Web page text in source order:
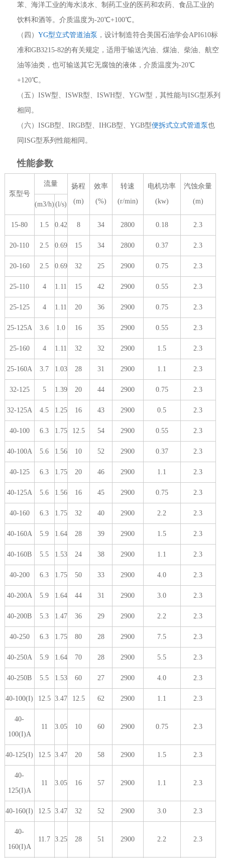
苯、海洋工业的海水淡水、制药工业的医药和农药、食品工业的
饮料和酒等。介质温度为-20℃+100℃。
（四） YG型立式管道油泵 ，设计制造符合美国石油学会API610标
准和GB3215-82的有关规定，适用于输送汽油、煤油、柴油、航空
油等油类，也可输送其它无腐蚀的液体，介质温度为-20℃
+120℃。
（五）ISW型、ISWR型、ISWH型、YGW型，其性能与ISG型系列
相同。
（六）ISGB型、IRGB型、IHGB型、YGB型便拆式立式管道泵也
同ISG型系列性能相同。
性能参数
泵型号
流量
扬程
(m)
效率
(%)
转速
(r/min)
电机功率
(kw)
汽蚀佘量
(m)
(m3/h) (l/s)
15-80 1.5 0.42 8 34 2800 0.18 2.3
20-110 2.5 0.69 15 34 2800 0.37 2.3
20-160 2.5 0.69 32 25 2900 0.75 2.3
25-110 4 1.11 15 42 2900 0.55 2.3
25-125 4 1.11 20 36 2900 0.75 2.3
25-125A 3.6 1.0 16 35 2900 0.55 2.3
25-160 4 1.11 32 32 2900 1.5 2.3
25-160A 3.7 1.03 28 31 2900 1.1 2.3
32-125 5 1.39 20 44 2900 0.75 2.3
32-125A 4.5 1.25 16 43 2900 0.5 2.3
40-100 6.3 1.75 12.5 54 2900 0.55 2.3
40-100A 5.6 1.56 10 52 2900 0.37 2.3
40-125 6.3 1.75 20 46 2900 1.1 2.3
40-125A 5.6 1.56 16 45 2900 0.75 2.3
40-160 6.3 1.75 32 40 2900 2.2 2.3
40-160A 5.9 1.64 28 39 2900 1.5 2.3
40-160B 5.5 1.53 24 38 2900 1.1 2.3
40-200 6.3 1.75 50 33 2900 4.0 2.3
40-200A 5.9 1.64 44 31 2900 3.0 2.3
40-200B 5.3 1.47 36 29 2900 2.2 2.3
40-250 6.3 1.75 80 28 2900 7.5 2.3
40-250A 5.9 1.64 70 28 2900 5.5 2.3
40-250B 5.5 1.53 60 27 2900 4.0 2.3
40-100(I) 12.5 3.47 12.5 62 2900 1.1 2.3
40-
100(I)A
11 3.05 10 60 2900 0.75 2.3
40-125(I) 12.5 3.47 20 58 2900 1.5 2.3
40-
125(I)A
11 3.05 16 57 2900 1.1 2.3
40-160(I) 12.5 3.47 32 52 2900 3.0 2.3
40-
160(I)A
11.7 3.25 28 51 2900 2.2 2.3